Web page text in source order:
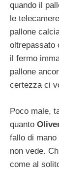
quando il
le
pallone
oltrepassato
il fermo
pallone
certezza ci
Poco male,
quanto
fallo di mano
non vede.
come al